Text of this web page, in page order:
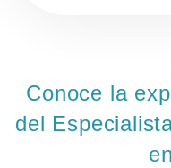
Conoce la
del